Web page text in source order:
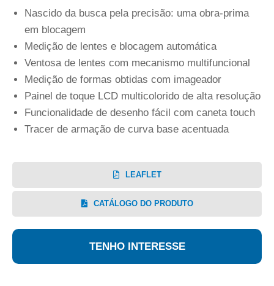
Nascido da busca pela precisão: uma obra-prima
em blocagem
Medição de lentes e blocagem automática
Ventosa de lentes com mecanismo multifuncional
Medição de formas obtidas com imageador
Painel de toque LCD multicolorido de alta resolução
Funcionalidade de desenho fácil com caneta touch
Tracer de armação de curva base acentuada
LEAFLET
CATÁLOGO DO PRODUTO
TENHO INTERESSE